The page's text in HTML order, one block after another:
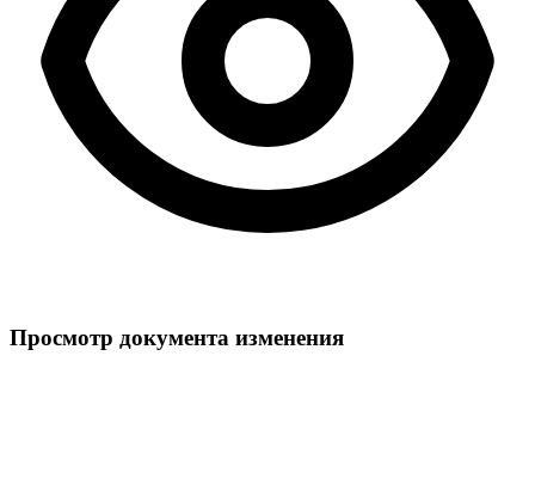
Просмотр документа изменения